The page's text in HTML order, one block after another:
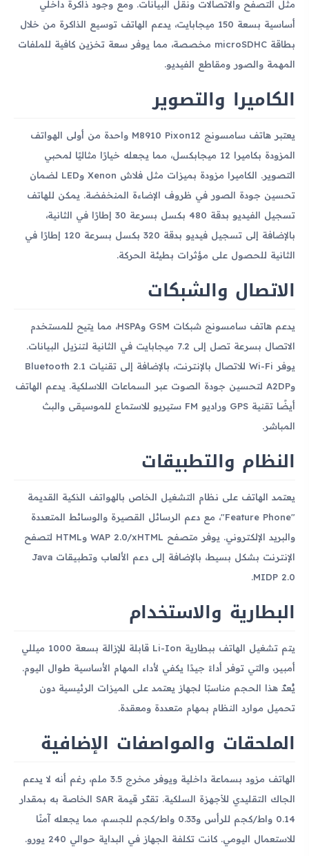
مثل التصفح والاتصالات ونقل البيانات. ومع وجود ذاكرة داخلي
أساسية بسعة 150 ميجابايت، يدعم الهاتف توسيع الذاكرة من خلال
بطاقة microSDHC مخصصة، مما يوفر سعة تخزين كافية للملفات
المهمة والصور ومقاطع الفيديو.
الكاميرا والتصوير
يعتبر هاتف سامسونج M8910 Pixon12 واحدة من أولى الهواتف
المزودة بكاميرا 12 ميجابكسل، مما يجعله خيارًا مثاليًا لمحبي
التصوير. الكاميرا مزودة بميزات مثل فلاش Xenon وLED لضمان
تحسين جودة الصور في ظروف الإضاءة المنخفضة. يمكن للهاتف
تسجيل الفيديو بدقة 480 بكسل بسرعة 30 إطارًا في الثانية،
بالإضافة إلى تسجيل فيديو بدقة 320 بكسل بسرعة 120 إطارًا في
الثانية للحصول على مؤثرات بطيئة الحركة.
الاتصال والشبكات
يدعم هاتف سامسونج شبكات GSM وHSPA، مما يتيح للمستخدم
الاتصال بسرعة تصل إلى 7.2 ميجابايت في الثانية لتنزيل البيانات.
يوفر Wi-Fi للاتصال بالإنترنت، بالإضافة إلى تقنيات Bluetooth 2.1
وA2DP لتحسين جودة الصوت عبر السماعات اللاسلكية. يدعم الهاتف
أيضًا تقنية GPS وراديو FM ستيريو للاستماع للموسيقى والبث
المباشر.
النظام والتطبيقات
يعتمد الهاتف على نظام التشغيل الخاص بالهواتف الذكية القديمة
"Feature Phone"، مع دعم الرسائل القصيرة والوسائط المتعددة
والبريد الإلكتروني. يوفر متصفح WAP 2.0/xHTML وHTML لتصفح
الإنترنت بشكل بسيط، بالإضافة إلى دعم الألعاب وتطبيقات Java
MIDP 2.0.
البطارية والاستخدام
يتم تشغيل الهاتف ببطارية Li-Ion قابلة للإزالة بسعة 1000 ميللي
أمبير، والتي توفر أداءً جيدًا يكفي لأداء المهام الأساسية طوال اليوم.
يُعدّ هذا الحجم مناسبًا لجهاز يعتمد على الميزات الرئيسية دون
تحميل موارد النظام بمهام متعددة ومعقدة.
الملحقات والمواصفات الإضافية
الهاتف مزود بسماعة داخلية ويوفر مخرج 3.5 ملم، رغم أنه لا يدعم
الجاك التقليدي للأجهزة السلكية. تقدّر قيمة SAR الخاصة به بمقدار
0.14 واط/كجم للرأس و0.33 واط/كجم للجسم، مما يجعله آمنًا
للاستعمال اليومي. كانت تكلفة الجهاز في البداية حوالي 240 يورو.